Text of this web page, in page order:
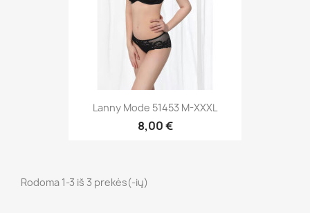
Lanny Mode 51453 M-XXXL
8,00 €
Rodoma 1-3 iš 3 prekės(-ių)